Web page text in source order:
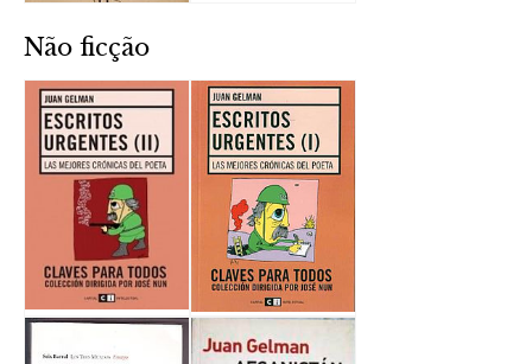
Não ficção